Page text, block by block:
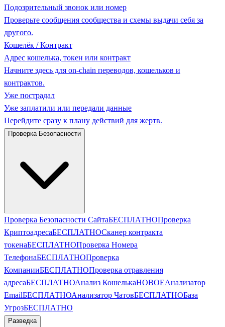
Подозрительный звонок или номер
Проверьте сообщения сообщества и схемы выдачи себя за
другого.
Кошелёк / Контракт
Адрес кошелька, токен или контракт
Начните здесь для on-chain переводов, кошельков и
контрактов.
Уже пострадал
Уже заплатили или передали данные
Перейдите сразу к плану действий для жертв.
Проверка Безопасности
Проверка Безопасности СайтаБЕСПЛАТНОПроверка
КриптоадресаБЕСПЛАТНОСканер контракта
токенаБЕСПЛАТНОПроверка Номера
ТелефонаБЕСПЛАТНОПроверка
КомпанииБЕСПЛАТНОПроверка отравления
адресаБЕСПЛАТНОАнализ КошелькаНОВОЕАнализатор
EmailБЕСПЛАТНОАнализатор ЧатовБЕСПЛАТНОБаза
УгрозБЕСПЛАТНО
Разведка